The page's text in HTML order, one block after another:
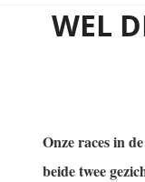
WEL
Onze races in
beide twee